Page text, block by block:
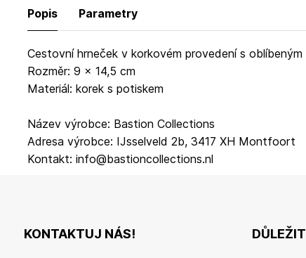
Popis Parametry
Cestovní hrneček v korkovém provedení s
Rozměr: 9 x 14,5 cm
Materiál: korek s potiskem
Název výrobce: Bastion Collections
Adresa výrobce: IJsselveld 2b, 3417 XH Montfoort
Kontakt: info@bastioncollections.nl
KONTAKTUJ NÁS!